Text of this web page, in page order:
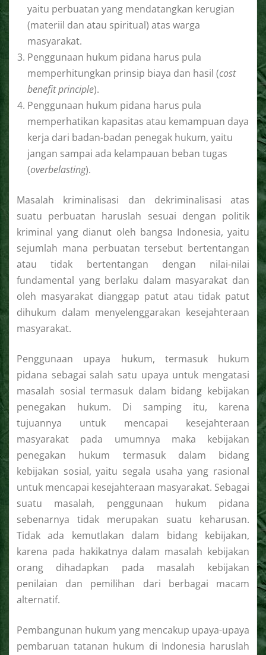
yaitu perbuatan yang mendatangkan kerugian
(materiil dan atau spiritual) atas warga
masyarakat.
Penggunaan hukum pidana harus pula
memperhitungkan prinsip biaya dan hasil (cost
benefit principle).
Penggunaan hukum pidana harus pula
memperhatikan kapasitas atau kemampuan daya
kerja dari badan-badan penegak hukum, yaitu
jangan sampai ada kelampauan beban tugas
(overbelasting).
Masalah kriminalisasi dan dekriminalisasi atas
suatu perbuatan haruslah sesuai dengan politik
kriminal yang dianut oleh bangsa Indonesia, yaitu
sejumlah mana perbuatan tersebut bertentangan
atau tidak bertentangan dengan nilai-nilai
fundamental yang berlaku dalam masyarakat dan
oleh masyarakat dianggap patut atau tidak patut
dihukum dalam menyelenggarakan kesejahteraan
masyarakat.
Penggunaan upaya hukum, termasuk hukum
pidana sebagai salah satu upaya untuk mengatasi
masalah sosial termasuk dalam bidang kebijakan
penegakan hukum. Di samping itu, karena
tujuannya untuk mencapai kesejahteraan
masyarakat pada umumnya maka kebijakan
penegakan hukum termasuk dalam bidang
kebijakan sosial, yaitu segala usaha yang rasional
untuk mencapai kesejahteraan masyarakat. Sebagai
suatu masalah, penggunaan hukum pidana
sebenarnya tidak merupakan suatu keharusan.
Tidak ada kemutlakan dalam bidang kebijakan,
karena pada hakikatnya dalam masalah kebijakan
orang dihadapkan pada masalah kebijakan
penilaian dan pemilihan dari berbagai macam
alternatif.
Pembangunan hukum yang mencakup upaya-upaya
pembaruan tatanan hukum di Indonesia haruslah